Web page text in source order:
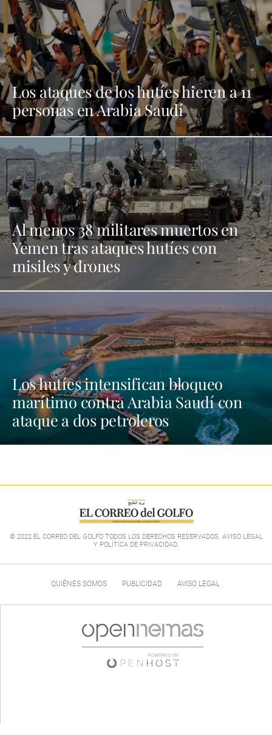
Los ataques de los hutíes hieren a 11
personas en Arabia Saudí
Al menos 38 militares muertos en
Yemen tras ataques hutíes con
misiles y drones
Los hutíes intensifican bloqueo
marítimo contra Arabia Saudí con
ataque a dos petroleros
© 2022 EL CORREO DEL GOLFO TODOS LOS DERECHOS RESERVADOS. AVISO LEGAL
Y POLÍTICA DE PRIVACIDAD.
QUIÉNES SOMOS PUBLICIDAD AVISO LEGAL